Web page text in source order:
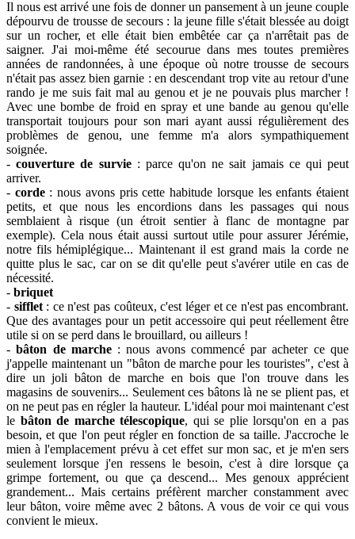
Il nous est arrivé une fois de donner un pansement à un jeune couple
dépourvu de trousse de secours : la jeune fille s'était blessée au doigt
sur un rocher, et elle était bien embêtée car ça n'arrêtait pas de
saigner. J'ai moi-même été secourue dans mes toutes premières
années de randonnées, à une époque où notre trousse de secours
n'était pas assez bien garnie : en descendant trop vite au retour d'une
rando je me suis fait mal au genou et je ne pouvais plus marcher !
Avec une bombe de froid en spray et une bande au genou qu'elle
transportait toujours pour son mari ayant aussi régulièrement des
problèmes de genou, une femme m'a alors sympathiquement
soignée.
-couverture de survie: parce qu'on ne sait jamais ce qui peut
arriver.
- corde : nous avons pris cette habitude lorsque les enfants étaient
petits, et que nous les encordions dans les passages qui nous
semblaient à risque (un étroit sentier à flanc de montagne par
exemple). Cela nous était aussi surtout utile pour assurer Jérémie,
notre fils hémiplégique... Maintenant il est grand mais la corde ne
quitte plus le sac, car on se dit qu'elle peut s'avérer utile en cas de
nécessité.
- briquet
- sifflet: ce n'est pas coûteux, c'est léger et ce n'est pas encombrant.
Que des avantages pour un petit accessoire qui peut réellement être
utile si on se perd dans le brouillard, ou ailleurs !
-bâton de marche: nous avons commencé par acheter ce que
j'appelle maintenant un "bâton de marche pour les touristes", c'est à
dire un joli bâton de marche en bois que l'on trouve dans les
magasins de souvenirs... Seulement ces bâtons là ne se plient pas, et
on ne peut pas en régler la hauteur. L'idéal pour moi maintenant c'est
le bâton de marche télescopique, qui se plie lorsqu'on en a pas
besoin, et que l'on peut régler en fonction de sa taille. J'accroche le
mien à l'emplacement prévu à cet effet sur mon sac, et je m'en sers
seulement lorsque j'en ressens le besoin, c'est à dire lorsque ça
grimpe fortement, ou que ça descend... Mes genoux apprécient
grandement... Mais certains préfèrent marcher constamment avec
leur bâton, voire même avec 2 bâtons. A vous de voir ce qui vous
convient le mieux.